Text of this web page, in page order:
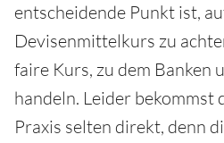
entscheidende Punkt ist,
Devisenmittelkurs zu
faire Kurs, zu dem Banken
handeln. Leider bekommst
Praxis selten direkt, denn